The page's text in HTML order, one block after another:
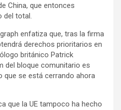
China, que entonces
del total.
enfatiza que, tras la firma
derechos prioritarios en
británico Patrick
del bloque comunitario es
que se está cerrando ahora
que la UE tampoco ha hecho